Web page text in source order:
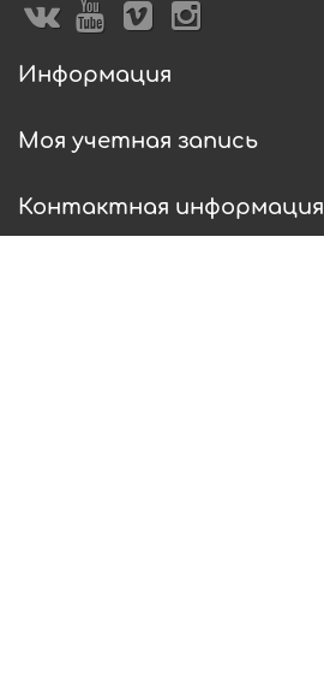
Информация
Моя учетная запись
Контактная информация